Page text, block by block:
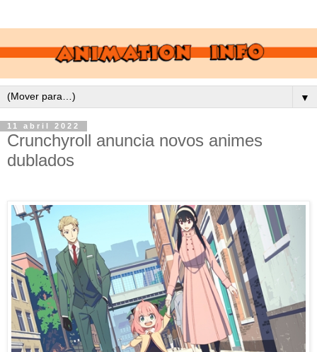
▼
11 abril 2022
Crunchyroll anuncia novos animes
dublados